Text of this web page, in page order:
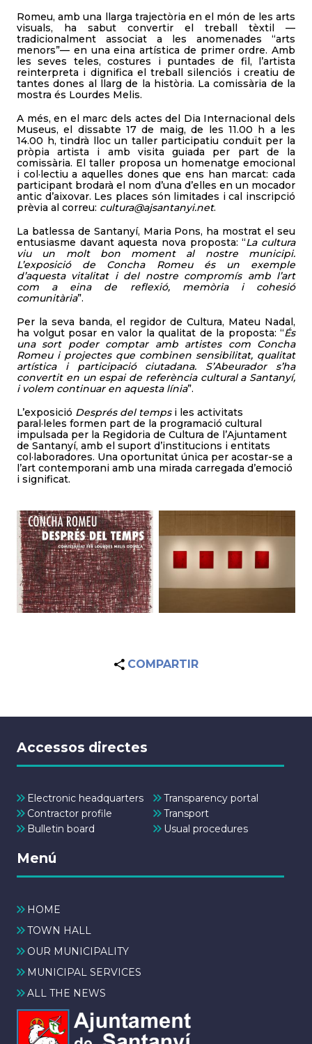
Romeu, amb una llarga trajectòria en el món de les arts
visuals, ha sabut convertir el treball tèxtil —
tradicionalment associat a les anomenades “arts
menors”— en una eina artística de primer ordre. Amb
les seves teles, costures i puntades de fil, l’artista
reinterpreta i dignifica el treball silenciós i creatiu de
tantes dones al llarg de la història. La comissària de la
mostra és Lourdes Melis.
A més, en el marc dels actes del Dia Internacional dels
Museus, el dissabte 17 de maig, de les 11.00 h a les
14.00 h, tindrà lloc un taller participatiu conduït per la
pròpia artista i amb visita guiada per part de la
comissària. El taller proposa un homenatge emocional
i col·lectiu a aquelles dones que ens han marcat: cada
participant brodarà el nom d’una d’elles en un mocador
antic d’aixovar. Les places són limitades i cal inscripció
prèvia al correu: cultura@ajsantanyi.net.
La batlessa de Santanyí, Maria Pons, ha mostrat el seu
entusiasme davant aquesta nova proposta: “La cultura
viu un molt bon moment al nostre municipi.
L’exposició de Concha Romeu és un exemple
d’aquesta vitalitat i del nostre compromís amb l’art
com a eina de reflexió, memòria i cohesió
comunitària”.
Per la seva banda, el regidor de Cultura, Mateu Nadal,
ha volgut posar en valor la qualitat de la proposta: “És
una sort poder comptar amb artistes com Concha
Romeu i projectes que combinen sensibilitat, qualitat
artística i participació ciutadana. S’Abeurador s’ha
convertit en un espai de referència cultural a Santanyí,
i volem continuar en aquesta línia”.
L’exposició Després del temps i les activitats
paral·leles formen part de la programació cultural
impulsada per la Regidoria de Cultura de l’Ajuntament
de Santanyí, amb el suport d’institucions i entitats
col·laboradores. Una oportunitat única per acostar-se a
l’art contemporani amb una mirada carregada d’emoció
i significat.
COMPARTIR
Accessos directes
Electronic headquarters
Transparency portal
Contractor profile
Transport
Bulletin board
Usual procedures
Menú
HOME
TOWN HALL
OUR MUNICIPALITY
MUNICIPAL SERVICES
ALL THE NEWS